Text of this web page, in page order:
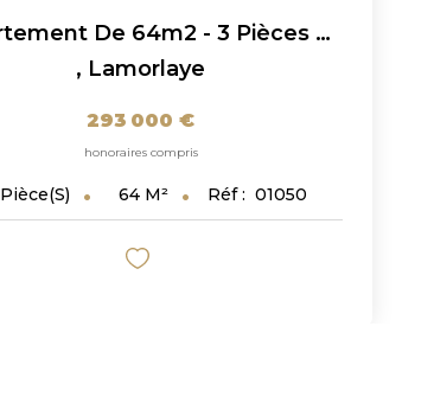
Appartement De 64m2 - 3 Pièces Dans Le Centre-Ville De...
, Lamorlaye
293 000 €
honoraires compris
Pièce(s) 64 M² Réf : 01050